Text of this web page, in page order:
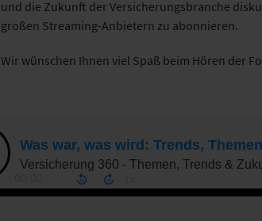
und die Zukunft der Versicherungsbranche
großen Streaming-Anbietern zu abonnieren.
Wir wünschen Ihnen viel Spaß beim Hören der